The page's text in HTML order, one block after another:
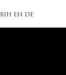
BIH EN DE